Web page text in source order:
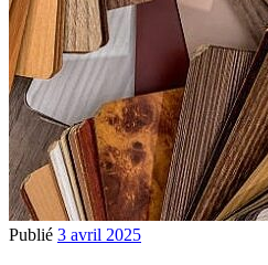
Publié 3 avril 2025